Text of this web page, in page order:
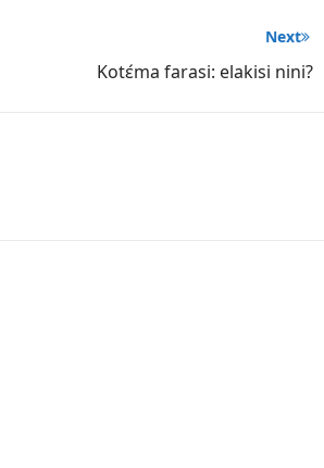
Next
Kotɛ́ma farasi: elakisi nini?